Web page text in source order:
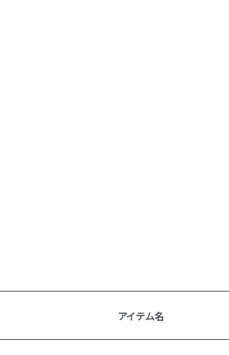
アイテム名